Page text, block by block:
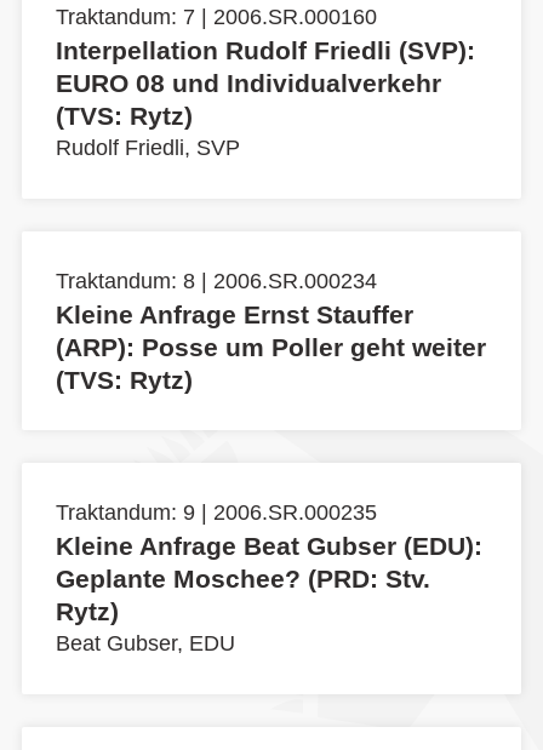
Traktandum: 7 | 2006.SR.000160
Interpellation Rudolf Friedli (SVP):
EURO 08 und Individualverkehr
(TVS: Rytz)
Rudolf Friedli, SVP
Traktandum: 8 | 2006.SR.000234
Kleine Anfrage Ernst Stauffer
(ARP): Posse um Poller geht weiter
(TVS: Rytz)
Traktandum: 9 | 2006.SR.000235
Kleine Anfrage Beat Gubser (EDU):
Geplante Moschee? (PRD: Stv.
Rytz)
Beat Gubser, EDU